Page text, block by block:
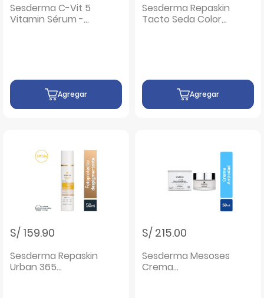
Sesderma C-Vit 5
Vitamin Sérum -
Agregar
Sesderma Repaskin
Tacto Seda Color
Agregar
S/ 159.90
Sesderma Repaskin
Urban 365
S/ 215.00
Sesderma Mesoses
Crema